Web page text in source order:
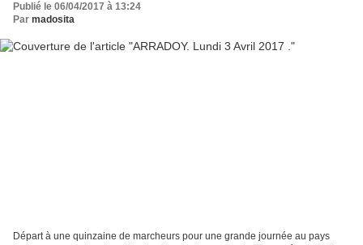
Publié le 06/04/2017 à 13:24
Par madosita
Départ à une quinzaine de marcheurs pour une grande journée au pays